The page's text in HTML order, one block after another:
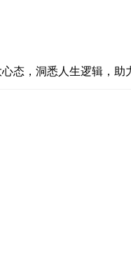
态，洞悉人生逻辑，助